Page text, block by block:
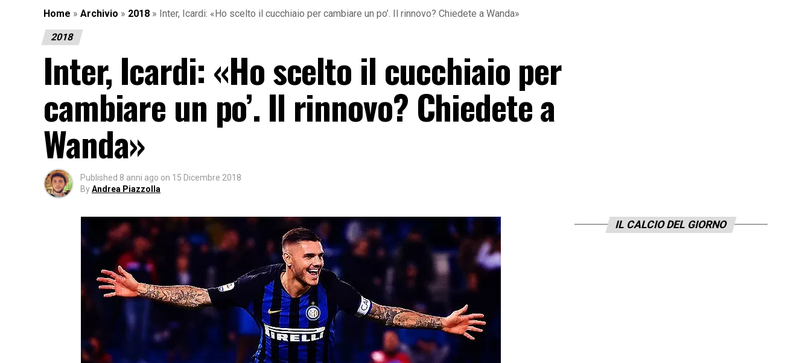
Home » Archivio » 2018 » Inter, Icardi: «Ho scelto il cucchiaio per cambiare un po’. Il rinnovo? Chiedete a Wanda»
2018
Inter, Icardi: «Ho scelto il cucchiaio per
cambiare un po’. Il rinnovo? Chiedete a
Wanda»
Published 8 anni ago on 15 Dicembre 2018
ByAndrea Piazzolla
IL CALCIO DEL GIORNO